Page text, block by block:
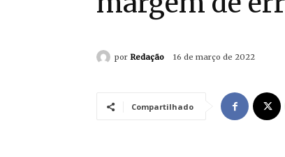
por Redação 16 de março de 2022
Compartilhado